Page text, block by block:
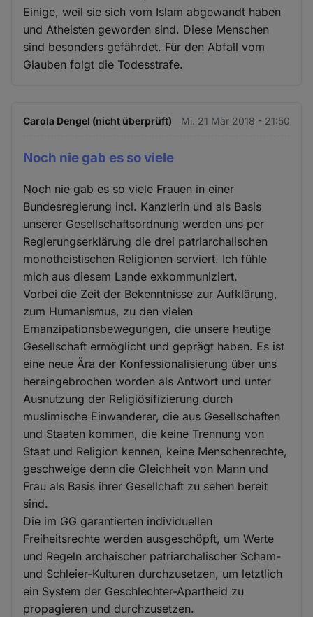
Einige, weil sie sich vom Islam abgewandt haben
und Atheisten geworden sind. Diese Menschen
sind besonders gefährdet. Für den Abfall vom
Glauben folgt die Todesstrafe.
Carola Dengel (nicht überprüft) Mi. 21 Mär 2018 - 21:50
Noch nie gab es so viele
Noch nie gab es so viele Frauen in einer
Bundesregierung incl. Kanzlerin und als Basis
unserer Gesellschaftsordnung werden uns per
Regierungserklärung die drei patriarchalischen
monotheistischen Religionen serviert. Ich fühle
mich aus diesem Lande exkommuniziert.
Vorbei die Zeit der Bekenntnisse zur Aufklärung,
zum Humanismus, zu den vielen
Emanzipationsbewegungen, die unsere heutige
Gesellschaft ermöglicht und geprägt haben. Es ist
eine neue Ära der Konfessionalisierung über uns
hereingebrochen worden als Antwort und unter
Ausnutzung der Religiösifizierung durch
muslimische Einwanderer, die aus Gesellschaften
und Staaten kommen, die keine Trennung von
Staat und Religion kennen, keine Menschenrechte,
geschweige denn die Gleichheit von Mann und
Frau als Basis ihrer Gesellchaft zu sehen bereit
sind.
Die im GG garantierten individuellen
Freiheitsrechte werden ausgeschöpft, um Werte
und Regeln archaischer patriarchalischer Scham-
und Schleier-Kulturen durchzusetzen, um letztlich
ein System der Geschlechter-Apartheid zu
propagieren und durchzusetzen.